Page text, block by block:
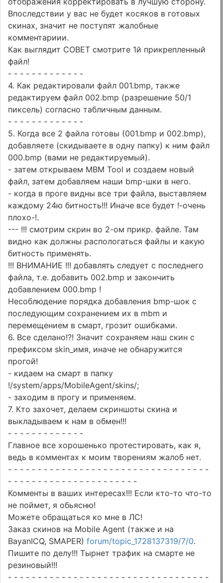
Впоследствии у вас не будет косяков в готовых
скинах, значит не поступят жалобные
комментариии.
Как выглядит СОВЕТ смотрите 1й прикрепленный
файл!
- - - - - - - - - - - - -
4. Как редактировали файл 001.bmp, также
редактируем файл 002.bmp (разрешение 50/1
пиксель) согласно табличным данным.
- - - - - - - - - - - - -
5. Когда все 2 файла готовы (001.bmp и 002.bmp),
добавляете (скидываете в одну папку) к ним файл
000.bmp (вами не редактируемый).
- затем открываем MBM Tool и создаем новый
файл, затем добавляем наши bmp-шки в него.
- когда в проге видны все три файла, выставляем
каждому 24ю битность!!! Иначе все будет !-очень
плохо-!.
--- !!! смотрим скрин во 2-ом прикр. файле. Там
видно как должны распологаться файлы и какую
битность применять.
!!! ВНИМАНИЕ !!! добавлять следует с последнего
файла, т.е. добавить 002.bmp и закончить
добавлением 000.bmp !
Несоблюдение порядка добавления bmp-шок с
последующим сохранением их в mbm и
перемещением в смарт, грозит ошибками.
6. Все сделано!?! Значит сохраняем наш скин с
префиксом skin_имя, иначе не обнаружится
прогой!
- кидаем на смарт в папку
!/system/apps/MobileAgent/skins/;
- заходим в прогу и применяем.
7. Кто захочет, делаем скриншоты скина и
выкладываем к нам в обмен!!!
- - - - - - - - - - - - -
Главное все хорошенько протестировать, как я,
ведь в комментах к моим творениям жалоб нет.
- - - - - - - - - - - - - - - - - - - - - - - - - - - - - - - - - -
- - - - - - - - - - - - - - - - - - - - - -
Комменты в ваших интересах!!! Если кто-то что-то
не поймет, я обьясню!
Можете обращаться ко мне в ЛС!
Заказ скинов на Mobile Agent (также и на
BayanICQ, SMAPER)forum/topic_1728137319/7/0.
Пишите по делу!!! Тырнет трафик на смарте не
резиновый!!!
- - - - - - - - - - - - - - - - - - - - - - - - - - - - - - - - - -